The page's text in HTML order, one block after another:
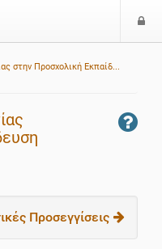
στην Προσχολική Εκπαίδ...
Προσεγγίσεις